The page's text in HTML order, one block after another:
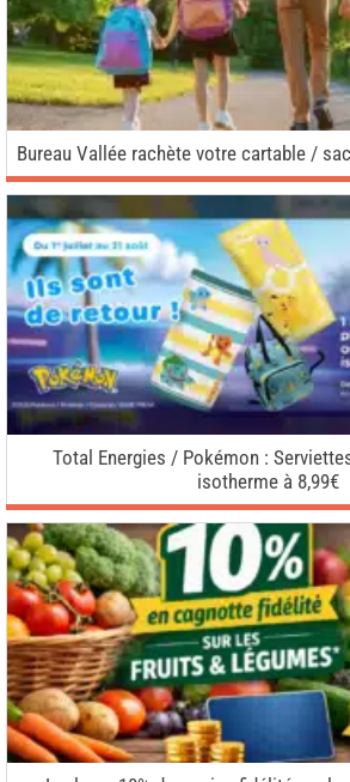
Bureau Vallée rachète votre cartable /
Total Energies / Pokémon :
isotherme à 8,99€